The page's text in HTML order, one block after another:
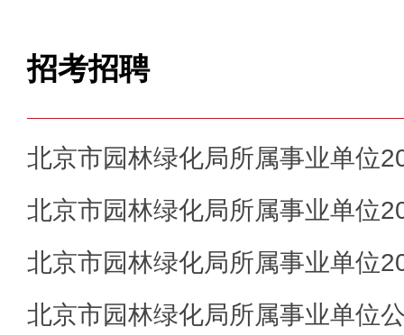
招考招聘
北京市园林绿化局所属事业单位
北京市园林绿化局所属事业单位
北京市园林绿化局所属事业单位
北京市园林绿化局所属事业单位